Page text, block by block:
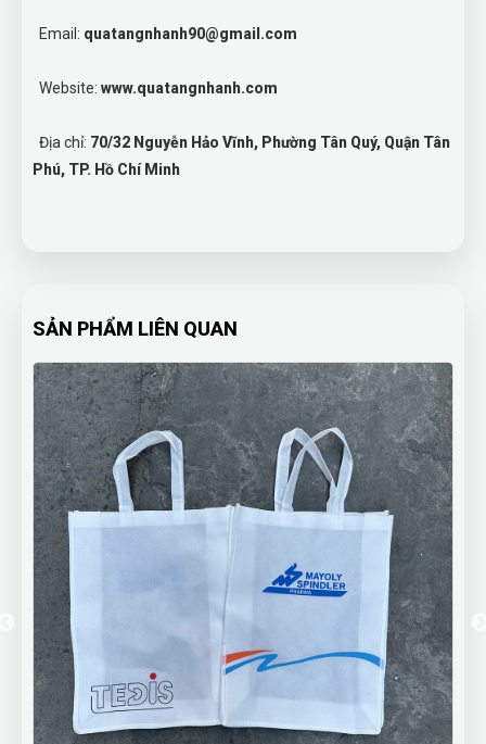
Email: quatangnhanh90@gmail.com
Website: www.quatangnhanh.com
Địa chỉ: 70/32 Nguyễn Hảo Vĩnh, Phường Tân Quý, Quận Tân
Phú, TP. Hồ Chí Minh
SẢN PHẨM LIÊN QUAN